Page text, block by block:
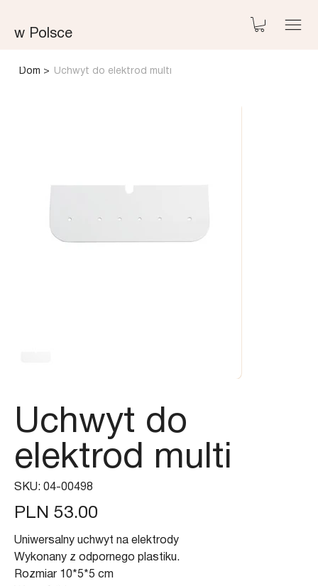
w Polsce
Dom > Uchwyt do elektrod multi
Uchwyt do
elektrod multi
SKU: SKU
04-
04-00498
Price
PLN 53.00
Uniwersalny uchwyt na elektrody
Wykonany z odpornego plastiku.
Rozmiar 10*5*5 cm